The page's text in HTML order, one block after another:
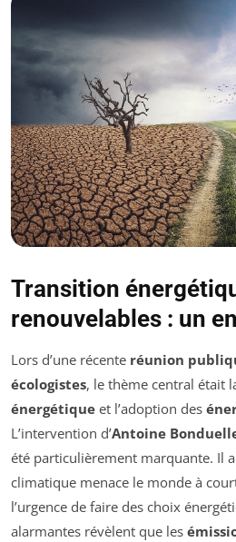
Transition
renouvelables : un
Lors d’une récente réunion
écologistes, le thème central était
énergétique et l’adoption des
L’intervention d’Antoine
été particulièrement marquante. Il
climatique menace le monde à
l’urgence de faire des choix
alarmantes révèlent que les